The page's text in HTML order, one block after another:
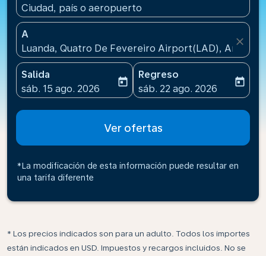
Ciudad, país o aeropuerto
A
Luanda, Quatro De Fevereiro Airport(LAD), Angola
close
Salida
fc-booking-departure-date-aria-label
sáb. 15 ago. 2026
today
Regreso
fc-booking-return-date-
sáb. 22 ago. 2026
today
Ver ofertas
*La modificación de esta información puede resultar en
una tarifa diferente
* Los precios indicados son para un adulto. Todos los importes
están indicados en USD. Impuestos y recargos incluidos. No se